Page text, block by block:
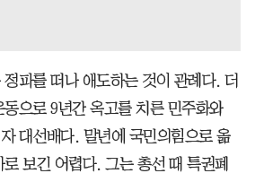
파를 떠나 애도하는 것이 관례다. 더
으로 9년간 옥고를 치른 민주화와
대선배다. 말년에 국민의힘으로 옮
보긴 어렵다. 그는 총선 때 특권폐